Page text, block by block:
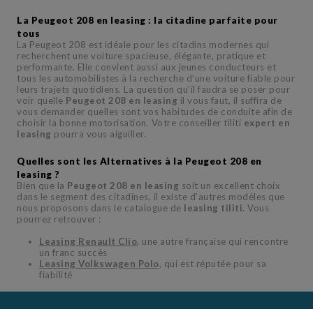
La Peugeot 208 en leasing : la citadine parfaite pour
tous
La Peugeot 208 est idéale pour les citadins modernes qui
recherchent une voiture spacieuse, élégante, pratique et
performante. Elle convient aussi aux jeunes conducteurs et
tous les automobilistes à la recherche d’une voiture fiable pour
leurs trajets quotidiens. La question qu’il faudra se poser pour
voir quelle Peugeot 208 en leasing il vous faut, il suffira de
vous demander quelles sont vos habitudes de conduite afin de
choisir la bonne motorisation. Votre conseiller tiliti expert en
leasing pourra vous aiguiller.
Quelles sont les Alternatives à la Peugeot 208 en
leasing ?
Bien que la Peugeot 208 en leasing soit un excellent choix
dans le segment des citadines, il existe d’autres modèles que
nous proposons dans le catalogue de leasing tiliti. Vous
pourrez retrouver :
Leasing Renault Clio, une autre française qui rencontre
un franc succès
Leasing Volkswagen Polo, qui est réputée pour sa
fiabilité